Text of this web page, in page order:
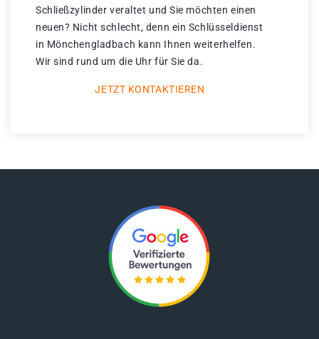
Schließzylinder veraltet und Sie möchten einen
neuen? Nicht schlecht, denn ein Schlüsseldienst
in Mönchengladbach kann Ihnen weiterhelfen.
Wir sind rund um die Uhr für Sie da.
JETZT KONTAKTIEREN